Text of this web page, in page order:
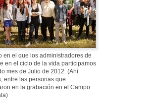
Historia
en el que los administradores de
en el ciclo de la vida participamos
mes de Julio de 2012. (Ahí
entre las personas que
en la grabación en el Campo